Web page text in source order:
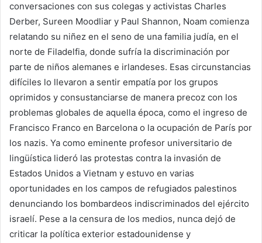
conversaciones con sus colegas y activistas Charles
Derber, Sureen Moodliar y Paul Shannon, Noam comienza
relatando su niñez en el seno de una familia judía, en el
norte de Filadelfia, donde sufría la discriminación por
parte de niños alemanes e irlandeses. Esas circunstancias
difíciles lo llevaron a sentir empatía por los grupos
oprimidos y consustanciarse de manera precoz con los
problemas globales de aquella época, como el ingreso de
Francisco Franco en Barcelona o la ocupación de París por
los nazis. Ya como eminente profesor universitario de
lingüística lideró las protestas contra la invasión de
Estados Unidos a Vietnam y estuvo en varias
oportunidades en los campos de refugiados palestinos
denunciando los bombardeos indiscriminados del ejército
israelí. Pese a la censura de los medios, nunca dejó de
criticar la política exterior estadounidense y